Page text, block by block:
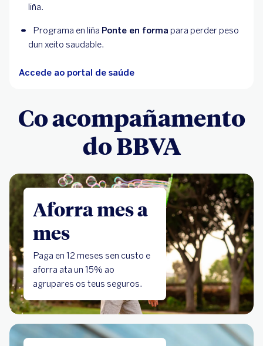
liña.
Programa en liña Ponte en forma para perder peso
dun xeito saudable.
Accede ao portal de saúde
Co acompañamento
do BBVA
Aforra mes a
mes
Paga en 12 meses sen custo e
aforra ata un 15% ao
agrupares os teus seguros.